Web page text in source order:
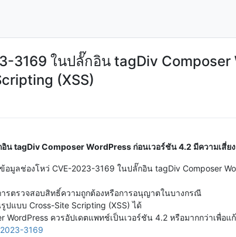
3169 ในปลั๊กอิน tagDiv Composer
(XSS)
tagDiv Composer WordPress ก่อนเวอร์ชัน 4.2 มีความเสี่
อมูลช่องโหว่ CVE-2023-3169 ในปลั๊กอิน tagDiv Composer
รตรวจสอบสิทธิ์ความถูกต้องหรือการอนุญาตในบางกรณี
ปแบบ Cross-Site Scripting (XSS) ได้
ควรอัปเดตแพทช์เป็นเวอร์ชัน 4.2 หรือมากกว่าเพื่อแ
3169